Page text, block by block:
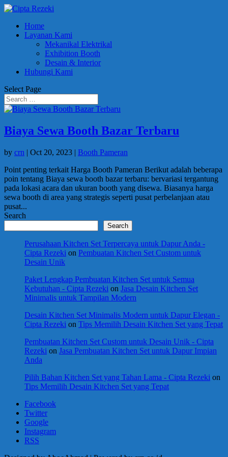
Home
Layanan Kami
Mekanikal Elektrikal
Exhibition Booth
Desain & Interior
Hubungi Kami
Select Page
Biaya Sewa Booth Bazar Terbaru
by crn | Oct 20, 2023 | Booth Pameran
Point penting terkait Harga Booth Pameran Berikut adalah beberapa
poin tentang Biaya sewa booth bazar terbaru: bervariasi tergantung
pada lokasi acara dan ukuran booth yang disewa. Biasanya harga
sewa booth di area yang strategis seperti pusat perbelanjaan atau
pusat...
Search
Search
Perusahaan Kitchen Set Terpercaya untuk Dapur Anda -
Cipta Rezeki on Pembuatan Kitchen Set Custom untuk
Desain Unik
Paket Lengkap Pembuatan Kitchen Set untuk Semua
Kebutuhan - Cipta Rezeki on Jasa Desain Kitchen Set
Minimalis untuk Tampilan Modern
Desain Kitchen Set Minimalis Modern untuk Dapur Elegan -
Cipta Rezeki on Tips Memilih Desain Kitchen Set yang Tepat
Pembuatan Kitchen Set Custom untuk Desain Unik - Cipta
Rezeki on Jasa Pembuatan Kitchen Set untuk Dapur Impian
Anda
Pilih Bahan Kitchen Set yang Tahan Lama - Cipta Rezeki on
Tips Memilih Desain Kitchen Set yang Tepat
Facebook
Twitter
Google
Instagram
RSS